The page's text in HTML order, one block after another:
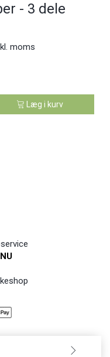
- 3 dele
moms
Læg i kurv
NU